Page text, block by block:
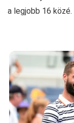
a legjobb 16 közé.